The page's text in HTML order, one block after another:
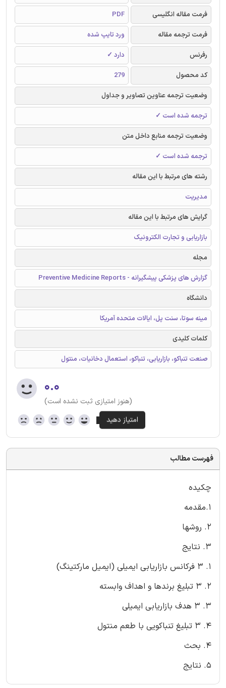
فرمت مقاله انگلیسی
PDF
فرمت ترجمه مقاله
ورد تایپ شده
رفرنس
دارد ✓
کد محصول
279
وضعیت ترجمه عناوین تصاویر و جداول
ترجمه شده است ✓
وضعیت ترجمه منابع داخل متن
ترجمه شده است ✓
رشته های مرتبط با این مقاله
مدیریت
گرایش های مرتبط با این مقاله
بازاریابی و تجارت الکترونیک
مجله
گزارش های پزشکی پیشگیرانه - Preventive Medicine Reports
دانشگاه
مینه سوتا، سنت پل، ایالات متحده آمریکا
کلمات کلیدی
صنعت تنباکو، بازاریابی، تنباکو، استعمال دخانیات، منتول
۰.۰
(هنوز امتیازی ثبت نشده است)
فهرست مطالب
چکیده
1.مقدمه
2. روشها
3. نتایج
1. 3 فرکانس بازاریابی ایمیلی (ایمیل مارکتینگ)
2. 3 تبلیغ برندها و اهداف وابسته
3. 3 هدف بازاریابی ایمیلی
4. 3 تبلیغ تنباکویی با طعم منتول
4. بحث
5. نتایج